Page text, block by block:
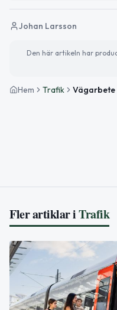
Johan Larsson
Den här artikeln har
Hem Trafik
Fler artiklar iTrafik